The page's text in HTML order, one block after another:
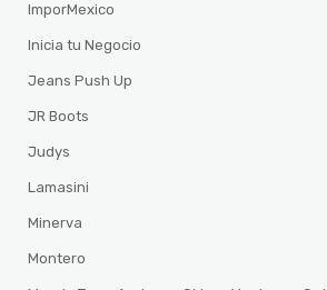
ImporMexico
Inicia tu Negocio
Jeans Push Up
JR Boots
Judys
Lamasini
Minerva
Montero